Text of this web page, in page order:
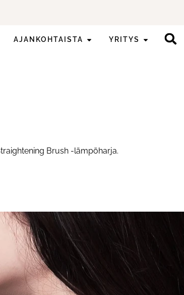
AJANKOHTAISTA YRITYS
Brush -lämpöharja.